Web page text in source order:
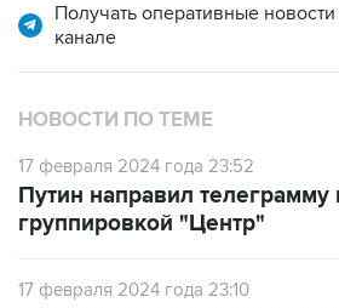
Получать оперативные
канале
НОВОСТИ ПО ТЕМЕ
17 февраля 2024 года 23:52
Путин направил
группировкой "Центр"
17 февраля 2024 года 23:10